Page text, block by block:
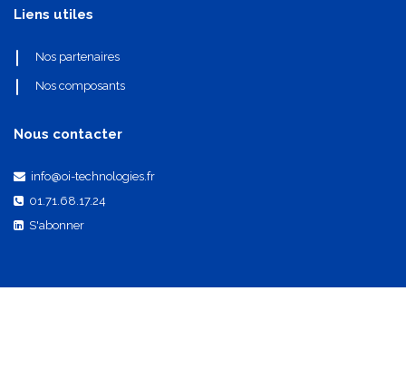
Liens utiles
Nos partenaires
Nos composants
Nous contacter
info@oi-technologies.fr
01.71.68.17.24
S'abonner